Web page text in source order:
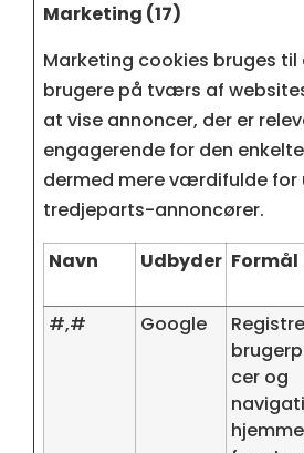
Marketing (17)
Marketing cookies bruges
brugere på tværs af
at vise annoncer, der er
engagerende for den
dermed mere værdifulde for
tredjeparts-annoncører.
Navn
Udbyder Formål
#,#
Google
cer og